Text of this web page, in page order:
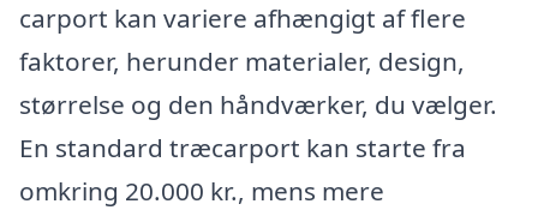
carport kan variere afhængigt af flere
faktorer, herunder materialer, design,
størrelse og den håndværker, du vælger.
En standard træcarport kan starte fra
omkring 20.000 kr., mens mere